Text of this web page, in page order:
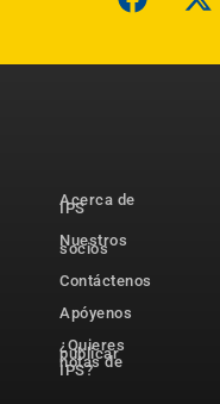
Acerca de
IPS
Nuestros
socios
Contáctenos
Apóyenos
¿Quieres
publicar
notas de
IPS?